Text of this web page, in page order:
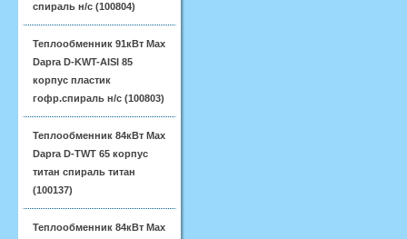
спираль н/с (100804)
Теплообменник 91кВт Max
Dapra D-KWT-AISI 85
корпус пластик
гофр.спираль н/с (100803)
Теплообменник 84кВт Max
Dapra D-TWT 65 корпус
титан спираль титан
(100137)
Теплообменник 84кВт Max